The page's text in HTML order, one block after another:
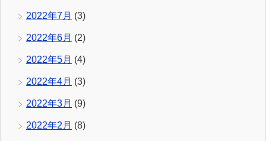
2022年7月 (3)
2022年6月 (2)
2022年5月 (4)
2022年4月 (3)
2022年3月 (9)
2022年2月 (8)